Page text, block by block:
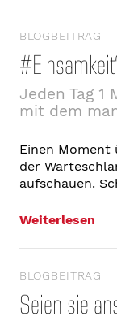
BLOGBEITRAG
Jeden Tag 1
mit dem
Einen Moment
der
aufschauen.
Weiterlesen
BLOGBEITRAG
Seien sie